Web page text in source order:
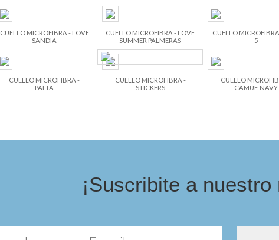
CUELLO MICROFIBRA - LOVE
SANDIA
CUELLO MICROFIBRA - LOVE
SUMMER PALMERAS
CUELLO
5
CUELLO MICROFIBRA -
PALTA
CUELLO MICROFIBRA -
STICKERS
CUELLO
CAMUF. NAVY
¡Suscribite a